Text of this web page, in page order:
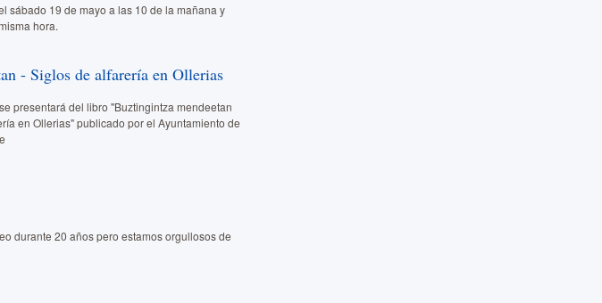
sábado 19 de mayo a las 10 de la mañana y
hora.
- Siglos de alfarería en Ollerias
presentará del libro "Buztingintza mendeetan
en Ollerias" publicado por el Ayuntamiento de
durante 20 años pero estamos orgullosos de